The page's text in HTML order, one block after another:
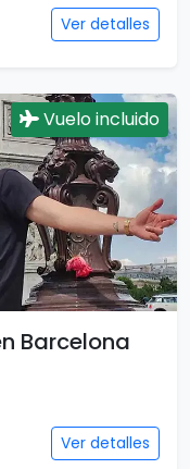
Ver detalles
Vuelo incluido
Barcelona
Ver detalles